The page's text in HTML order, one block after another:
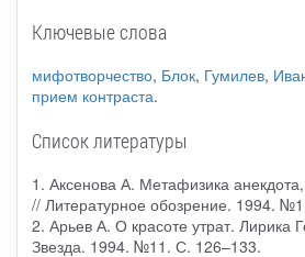
Ключевые слова
мифотворчество, Блок, Гумилев,
прием контраста.
Список литературы
1. Аксенова А. Метафизика
// Литературное обозрение. 1994.
2. Арьев А. О красоте утрат. Лирика
Звезда. 1994. №11. С. 126–133.